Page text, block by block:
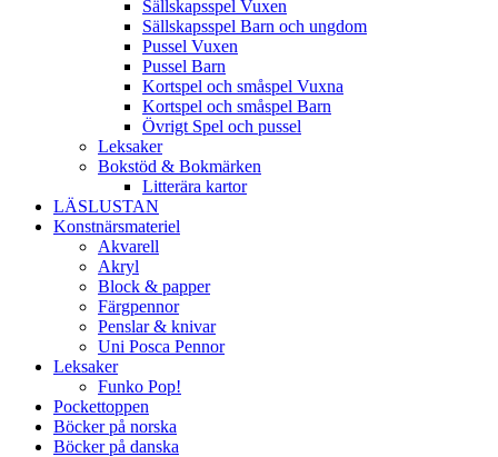
Sällskapsspel Vuxen
Sällskapsspel Barn och ungdom
Pussel Vuxen
Pussel Barn
Kortspel och småspel Vuxna
Kortspel och småspel Barn
Övrigt Spel och pussel
Leksaker
Bokstöd & Bokmärken
Litterära kartor
LÄSLUSTAN
Konstnärsmateriel
Akvarell
Akryl
Block & papper
Färgpennor
Penslar & knivar
Uni Posca Pennor
Leksaker
Funko Pop!
Pockettoppen
Böcker på norska
Böcker på danska